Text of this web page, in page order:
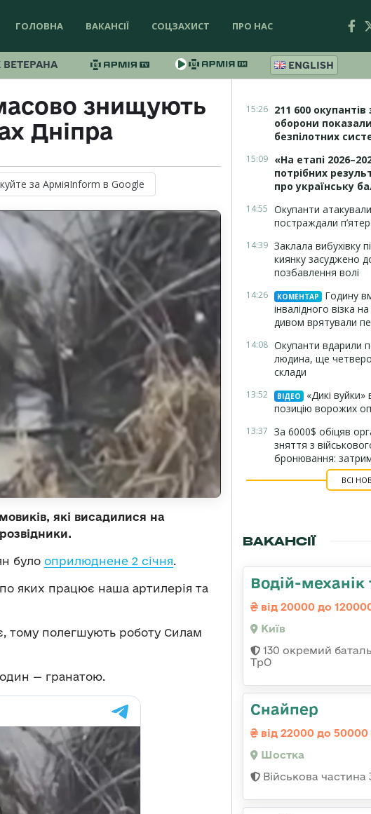
ГОЛОВНА ВАКАНСІЇ СОЦЗАХИСТ ПРО НАС
ENGLISH
знищують
Дніпра
за АрміяInform в Google
які висадилися на
було оприлюднене 2 січня.
яких працює наша артилерія та
тому полегшують роботу Силам
— гранатою.
15:26 211 600
оборони
безпілотних
15:09 «На етапі
потрібних
про українську
14:55 Окупанти
постраждали
14:39 Заклала вибухівку
киянку засуджено
позбавлення волі
14:26 КОМЕНТАР
Годину
інвалідного візка
дивом врятували
14:08 Окупанти вдарили
людина, ще
склади
13:52 ВІДЕО
«Дикі
позицію ворожих
13:37 За 6000$ обіцяв
зняття з
бронювання:
ВСІ
ВАКАНСІЇ
Водій-механік
від 20000 до
Київ
130 окремий
ТрО
Снайпер
від 22000 до 50000
Шостка
Військова частина